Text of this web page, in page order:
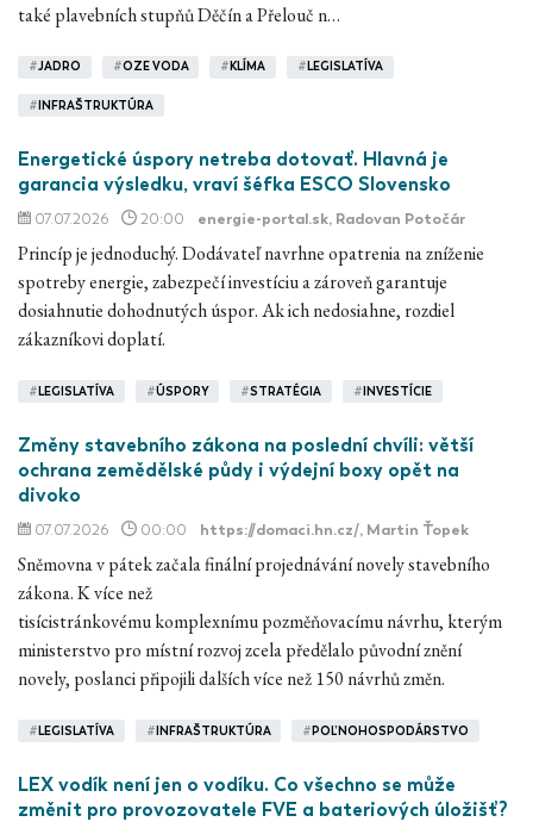
také plavebních stupňů Děčín a Přelouč n…
#JADRO #OZE VODA # KLÍMA # LEGISLATÍVA
# INFRAŠTRUKTÚRA
Energetické úspory netreba dotovať. Hlavná je
garancia výsledku, vraví šéfka ESCO Slovensko
07.07.2026 20:00 energie-portal.sk, Radovan Potočár
Princíp je jednoduchý. Dodávateľ navrhne opatrenia na zníženie
spotreby energie, zabezpečí investíciu a zároveň garantuje
dosiahnutie dohodnutých úspor. Ak ich nedosiahne, rozdiel
zákazníkovi doplatí.
# LEGISLATÍVA #ÚSPORY #STRATÉGIA # INVESTÍCIE
Změny stavebního zákona na poslední chvíli: větší
ochrana zemědělské půdy i výdejní boxy opět na
divoko
07.07.2026 00:00 https://domaci.hn.cz/, Martin Ťopek
Sněmovna v pátek začala finální projednávání novely stavebního
zákona. K více než
tisícistránkovému komplexnímu pozměňovacímu návrhu, kterým
ministerstvo pro místní rozvoj zcela předělalo původní znění
novely, poslanci připojili dalších více než 150 návrhů změn.
# LEGISLATÍVA # INFRAŠTRUKTÚRA # POĽNOHOSPODÁRSTVO
LEX vodík není jen o vodíku. Co všechno se může
změnit pro provozovatele FVE a bateriových úložišť?